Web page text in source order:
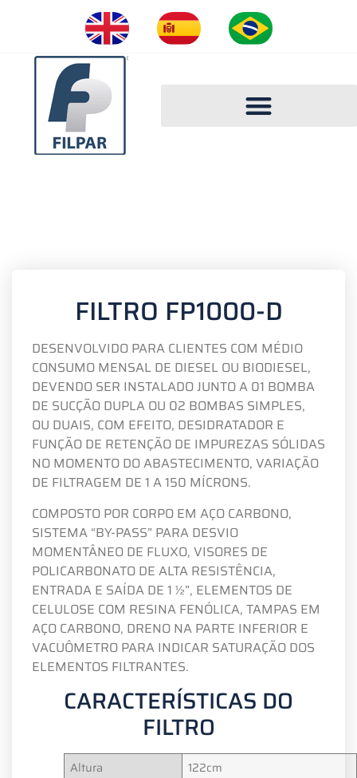
FILTRO FP1000-D
DESENVOLVIDO PARA CLIENTES COM MÉDIO
CONSUMO MENSAL DE DIESEL OU BIODIESEL,
DEVENDO SER INSTALADO JUNTO A 01 BOMBA
DE SUCÇÃO DUPLA OU 02 BOMBAS SIMPLES,
OU DUAIS, COM EFEITO, DESIDRATADOR E
FUNÇÃO DE RETENÇÃO DE IMPUREZAS SÓLIDAS
NO MOMENTO DO ABASTECIMENTO, VARIAÇÃO
DE FILTRAGEM DE 1 A 150 MÍCRONS.
COMPOSTO POR CORPO EM AÇO CARBONO,
SISTEMA “BY-PASS” PARA DESVIO
MOMENTÂNEO DE FLUXO, VISORES DE
POLICARBONATO DE ALTA RESISTÊNCIA,
ENTRADA E SAÍDA DE 1 ½”, ELEMENTOS DE
CELULOSE COM RESINA FENÓLICA, TAMPAS EM
AÇO CARBONO, DRENO NA PARTE INFERIOR E
VACUÔMETRO PARA INDICAR SATURAÇÃO DOS
ELEMENTOS FILTRANTES.
CARACTERÍSTICAS DO
FILTRO
Altura
122cm